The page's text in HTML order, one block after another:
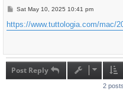
P
s
t
Sat May 10, 2025 10:41 pm
https://www.tuttologia.com/mac/
Post Reply
2